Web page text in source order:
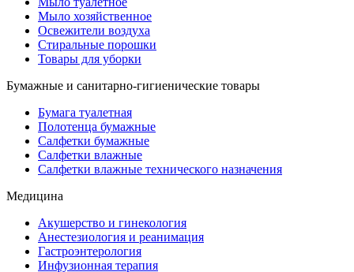
Мыло хозяйственное
Освежители воздуха
Стиральные порошки
Товары для уборки
Бумажные и санитарно-гигиенические товары
Бумага туалетная
Полотенца бумажные
Салфетки бумажные
Салфетки влажные
Салфетки влажные технического назначения
Медицина
Акушерство и гинекология
Анестезиология и реанимация
Гастроэнтерология
Инфузионная терапия